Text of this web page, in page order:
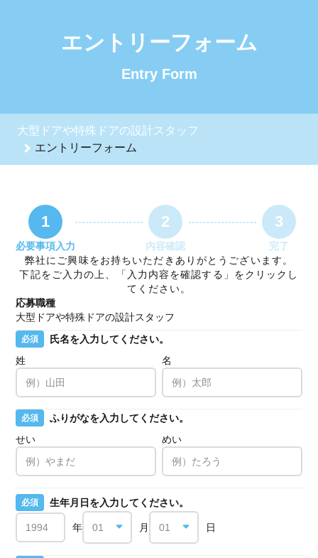
エントリーフォーム
Entry Form
大型ドアや特殊ドアの設計スタッフ
エントリーフォーム
1
必要事項入力
2
内容確認
3
完了
弊社にご興味をお持ちいただきありがとうございます。
下記をご入力の上、「入力内容を確認する」をクリックし
てください。
応募職種
大型ドアや特殊ドアの設計スタッフ
必須
氏名を入力してください。
姓
名
必須
ふりがなを入力してください。
せい
めい
必須 生年月日を入力してください。
年 月 日